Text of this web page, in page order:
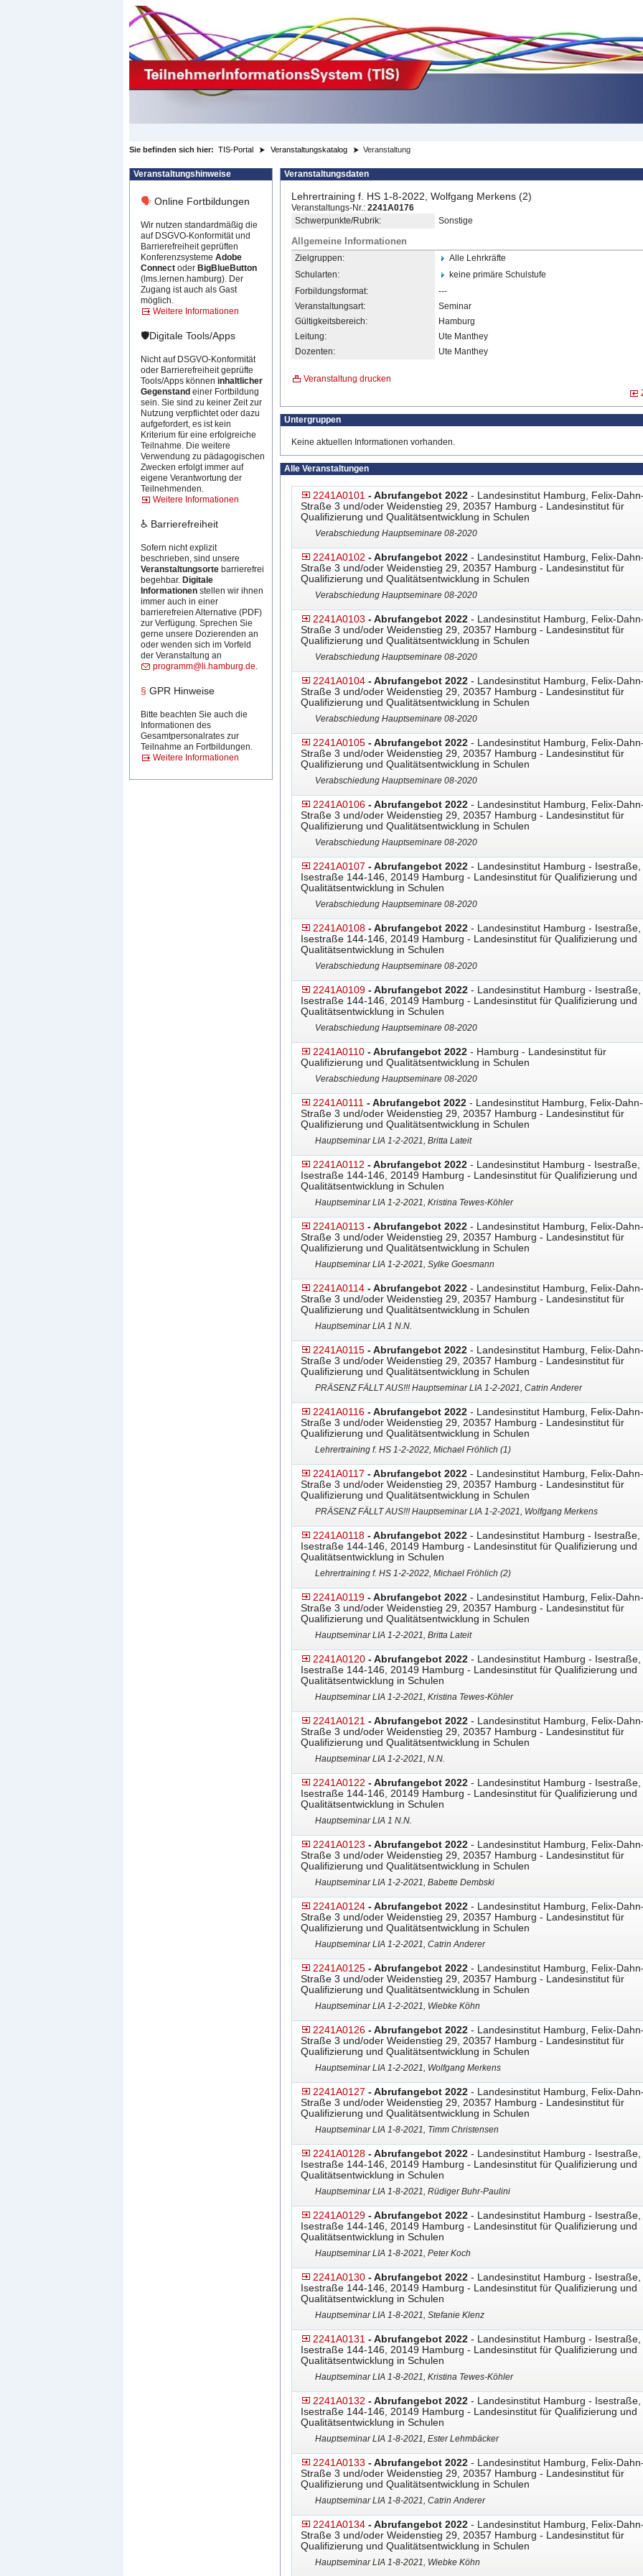
Sie befinden sich hier: TIS-Portal Veranstaltungskatalog Veranstaltung
Veranstaltungshinweise
🗣Online Fortbildungen
Wir nutzen standardmäßig die
auf DSGVO-Konformität und
Barrierefreiheit geprüften
Konferenzsysteme Adobe
Connect oderBigBlueButton
(lms.lernen.hamburg). Der
Zugang ist auch als Gast
möglich.
Weitere Informationen
🛡️Digitale Tools/Apps
Nicht auf DSGVO-Konformität
oder Barrierefreiheit geprüfte
Tools/Apps können inhaltlicher
Gegenstand einer Fortbildung
sein. Sie sind zu keiner Zeit zur
Nutzung verpflichtet oder dazu
aufgefordert, es ist kein
Kriterium für eine erfolgreiche
Teilnahme. Die weitere
Verwendung zu pädagogischen
Zwecken erfolgt immer auf
eigene Verantwortung der
Teilnehmenden.
Weitere Informationen
♿ Barrierefreiheit
Sofern nicht explizit
beschrieben, sind unsere
Veranstaltungsortebarrierefrei
begehbar. Digitale
Informationenstellen wir ihnen
immer auch in einer
barrierefreien Alternative (PDF)
zur Verfügung. Sprechen Sie
gerne unsere Dozierenden an
oder wenden sich im Vorfeld
der Veranstaltung an
programm@li.hamburg.de.
§ GPR Hinweise
Bitte beachten Sie auch die
Informationen des
Gesamtpersonalrates zur
Teilnahme an Fortbildungen.
Weitere Informationen
Veranstaltungsdaten
Lehrertraining f. HS 1-8-2022, Wolfgang Merkens (2)
Veranstaltungs-Nr.: 2241A0176
Schwerpunkte/Rubrik:
Sonstige
Allgemeine Informationen
Zielgruppen:
Alle Lehrkräfte
Schularten:
keine primäre Schulstufe
Forbildungsformat:
---
Veranstaltungsart:
Seminar
Gültigkeitsbereich:
Hamburg
Leitung:
Ute Manthey
Dozenten:
Ute Manthey
Veranstaltung drucken
Untergruppen
Keine aktuellen Informationen vorhanden.
Alle Veranstaltungen
2241A0101 - Abrufangebot 2022- Landesinstitut Hamburg, Felix-
Straße 3 und/oder Weidenstieg 29, 20357 Hamburg - Landesinstitut für
Qualifizierung und Qualitätsentwicklung in Schulen
Verabschiedung Hauptseminare 08-2020
2241A0102 - Abrufangebot 2022- Landesinstitut Hamburg, Felix-
Straße 3 und/oder Weidenstieg 29, 20357 Hamburg - Landesinstitut für
Qualifizierung und Qualitätsentwicklung in Schulen
Verabschiedung Hauptseminare 08-2020
2241A0103 - Abrufangebot 2022- Landesinstitut Hamburg, Felix-
Straße 3 und/oder Weidenstieg 29, 20357 Hamburg - Landesinstitut für
Qualifizierung und Qualitätsentwicklung in Schulen
Verabschiedung Hauptseminare 08-2020
2241A0104 - Abrufangebot 2022- Landesinstitut Hamburg, Felix-
Straße 3 und/oder Weidenstieg 29, 20357 Hamburg - Landesinstitut für
Qualifizierung und Qualitätsentwicklung in Schulen
Verabschiedung Hauptseminare 08-2020
2241A0105 - Abrufangebot 2022- Landesinstitut Hamburg, Felix-
Straße 3 und/oder Weidenstieg 29, 20357 Hamburg - Landesinstitut für
Qualifizierung und Qualitätsentwicklung in Schulen
Verabschiedung Hauptseminare 08-2020
2241A0106 - Abrufangebot 2022- Landesinstitut Hamburg, Felix-
Straße 3 und/oder Weidenstieg 29, 20357 Hamburg - Landesinstitut für
Qualifizierung und Qualitätsentwicklung in Schulen
Verabschiedung Hauptseminare 08-2020
2241A0107 - Abrufangebot 2022- Landesinstitut Hamburg - Isestraße,
Isestraße 144-146, 20149 Hamburg - Landesinstitut für Qualifizierung und
Qualitätsentwicklung in Schulen
Verabschiedung Hauptseminare 08-2020
2241A0108 - Abrufangebot 2022- Landesinstitut Hamburg - Isestraße,
Isestraße 144-146, 20149 Hamburg - Landesinstitut für Qualifizierung und
Qualitätsentwicklung in Schulen
Verabschiedung Hauptseminare 08-2020
2241A0109 - Abrufangebot 2022- Landesinstitut Hamburg - Isestraße,
Isestraße 144-146, 20149 Hamburg - Landesinstitut für Qualifizierung und
Qualitätsentwicklung in Schulen
Verabschiedung Hauptseminare 08-2020
2241A0110 - Abrufangebot 2022- Hamburg - Landesinstitut für
Qualifizierung und Qualitätsentwicklung in Schulen
Verabschiedung Hauptseminare 08-2020
2241A0111 - Abrufangebot 2022- Landesinstitut Hamburg, Felix-Dahn-
Straße 3 und/oder Weidenstieg 29, 20357 Hamburg - Landesinstitut für
Qualifizierung und Qualitätsentwicklung in Schulen
Hauptseminar LIA 1-2-2021, Britta Lateit
2241A0112 - Abrufangebot 2022- Landesinstitut Hamburg - Isestraße,
Isestraße 144-146, 20149 Hamburg - Landesinstitut für Qualifizierung und
Qualitätsentwicklung in Schulen
Hauptseminar LIA 1-2-2021, Kristina Tewes-Köhler
2241A0113 - Abrufangebot 2022- Landesinstitut Hamburg, Felix-Dahn-
Straße 3 und/oder Weidenstieg 29, 20357 Hamburg - Landesinstitut für
Qualifizierung und Qualitätsentwicklung in Schulen
Hauptseminar LIA 1-2-2021, Sylke Goesmann
2241A0114 - Abrufangebot 2022- Landesinstitut Hamburg, Felix-Dahn-
Straße 3 und/oder Weidenstieg 29, 20357 Hamburg - Landesinstitut für
Qualifizierung und Qualitätsentwicklung in Schulen
Hauptseminar LIA 1 N.N.
2241A0115 - Abrufangebot 2022- Landesinstitut Hamburg, Felix-Dahn-
Straße 3 und/oder Weidenstieg 29, 20357 Hamburg - Landesinstitut für
Qualifizierung und Qualitätsentwicklung in Schulen
PRÄSENZ FÄLLT AUS!!! Hauptseminar LIA 1-2-2021, Catrin Anderer
2241A0116 - Abrufangebot 2022- Landesinstitut Hamburg, Felix-Dahn-
Straße 3 und/oder Weidenstieg 29, 20357 Hamburg - Landesinstitut für
Qualifizierung und Qualitätsentwicklung in Schulen
Lehrertraining f. HS 1-2-2022, Michael Fröhlich (1)
2241A0117 - Abrufangebot 2022- Landesinstitut Hamburg, Felix-Dahn-
Straße 3 und/oder Weidenstieg 29, 20357 Hamburg - Landesinstitut für
Qualifizierung und Qualitätsentwicklung in Schulen
PRÄSENZ FÄLLT AUS!!! Hauptseminar LIA 1-2-2021, Wolfgang Merkens
2241A0118 - Abrufangebot 2022- Landesinstitut Hamburg - Isestraße,
Isestraße 144-146, 20149 Hamburg - Landesinstitut für Qualifizierung und
Qualitätsentwicklung in Schulen
Lehrertraining f. HS 1-2-2022, Michael Fröhlich (2)
2241A0119 - Abrufangebot 2022- Landesinstitut Hamburg, Felix-Dahn-
Straße 3 und/oder Weidenstieg 29, 20357 Hamburg - Landesinstitut für
Qualifizierung und Qualitätsentwicklung in Schulen
Hauptseminar LIA 1-2-2021, Britta Lateit
2241A0120 - Abrufangebot 2022- Landesinstitut Hamburg - Isestraße,
Isestraße 144-146, 20149 Hamburg - Landesinstitut für Qualifizierung und
Qualitätsentwicklung in Schulen
Hauptseminar LIA 1-2-2021, Kristina Tewes-Köhler
2241A0121 - Abrufangebot 2022- Landesinstitut Hamburg, Felix-
Straße 3 und/oder Weidenstieg 29, 20357 Hamburg - Landesinstitut für
Qualifizierung und Qualitätsentwicklung in Schulen
Hauptseminar LIA 1-2-2021, N.N.
2241A0122 - Abrufangebot 2022- Landesinstitut Hamburg - Isestraße,
Isestraße 144-146, 20149 Hamburg - Landesinstitut für Qualifizierung und
Qualitätsentwicklung in Schulen
Hauptseminar LIA 1 N.N.
2241A0123 - Abrufangebot 2022- Landesinstitut Hamburg, Felix-
Straße 3 und/oder Weidenstieg 29, 20357 Hamburg - Landesinstitut für
Qualifizierung und Qualitätsentwicklung in Schulen
Hauptseminar LIA 1-2-2021, Babette Dembski
2241A0124 - Abrufangebot 2022- Landesinstitut Hamburg, Felix-
Straße 3 und/oder Weidenstieg 29, 20357 Hamburg - Landesinstitut für
Qualifizierung und Qualitätsentwicklung in Schulen
Hauptseminar LIA 1-2-2021, Catrin Anderer
2241A0125 - Abrufangebot 2022- Landesinstitut Hamburg, Felix-
Straße 3 und/oder Weidenstieg 29, 20357 Hamburg - Landesinstitut für
Qualifizierung und Qualitätsentwicklung in Schulen
Hauptseminar LIA 1-2-2021, Wiebke Köhn
2241A0126 - Abrufangebot 2022- Landesinstitut Hamburg, Felix-
Straße 3 und/oder Weidenstieg 29, 20357 Hamburg - Landesinstitut für
Qualifizierung und Qualitätsentwicklung in Schulen
Hauptseminar LIA 1-2-2021, Wolfgang Merkens
2241A0127 - Abrufangebot 2022- Landesinstitut Hamburg, Felix-
Straße 3 und/oder Weidenstieg 29, 20357 Hamburg - Landesinstitut für
Qualifizierung und Qualitätsentwicklung in Schulen
Hauptseminar LIA 1-8-2021, Timm Christensen
2241A0128 - Abrufangebot 2022- Landesinstitut Hamburg - Isestraße,
Isestraße 144-146, 20149 Hamburg - Landesinstitut für Qualifizierung und
Qualitätsentwicklung in Schulen
Hauptseminar LIA 1-8-2021, Rüdiger Buhr-Paulini
2241A0129 - Abrufangebot 2022- Landesinstitut Hamburg - Isestraße,
Isestraße 144-146, 20149 Hamburg - Landesinstitut für Qualifizierung und
Qualitätsentwicklung in Schulen
Hauptseminar LIA 1-8-2021, Peter Koch
2241A0130 - Abrufangebot 2022- Landesinstitut Hamburg - Isestraße,
Isestraße 144-146, 20149 Hamburg - Landesinstitut für Qualifizierung und
Qualitätsentwicklung in Schulen
Hauptseminar LIA 1-8-2021, Stefanie Klenz
2241A0131 - Abrufangebot 2022- Landesinstitut Hamburg - Isestraße,
Isestraße 144-146, 20149 Hamburg - Landesinstitut für Qualifizierung und
Qualitätsentwicklung in Schulen
Hauptseminar LIA 1-8-2021, Kristina Tewes-Köhler
2241A0132 - Abrufangebot 2022- Landesinstitut Hamburg - Isestraße,
Isestraße 144-146, 20149 Hamburg - Landesinstitut für Qualifizierung und
Qualitätsentwicklung in Schulen
Hauptseminar LIA 1-8-2021, Ester Lehmbäcker
2241A0133 - Abrufangebot 2022- Landesinstitut Hamburg, Felix-
Straße 3 und/oder Weidenstieg 29, 20357 Hamburg - Landesinstitut für
Qualifizierung und Qualitätsentwicklung in Schulen
Hauptseminar LIA 1-8-2021, Catrin Anderer
2241A0134 - Abrufangebot 2022- Landesinstitut Hamburg, Felix-
Straße 3 und/oder Weidenstieg 29, 20357 Hamburg - Landesinstitut für
Qualifizierung und Qualitätsentwicklung in Schulen
Hauptseminar LIA 1-8-2021, Wiebke Köhn